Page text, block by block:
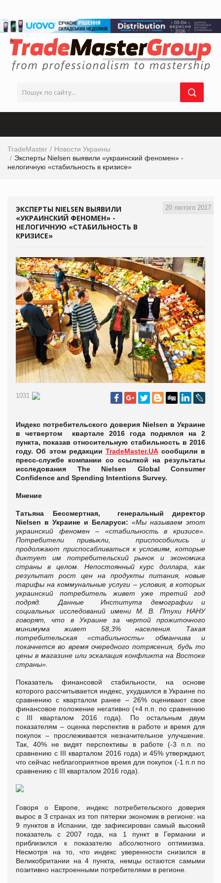
TradeMaster
Новости Украины
Эксперты Nielsen выявили «украинский феномен» -
нелогичную «стабильность в кризисе»
20 лютого 2017
ЭКСПЕРТЫ NIELSEN ВЫЯВИЛИ
«УКРАИНСКИЙ ФЕНОМЕН» -
НЕЛОГИЧНУЮ «СТАБИЛЬНОСТЬ В
КРИЗИСЕ»
1031
Индекс потребительского доверия Nielsen в Украине
в четвертом квартале 2016 года поднялся на 2
пункта, показав относительную стабильность в 2016
году. Об этом редакцииTradeMaster.UAсообщили в
пресс-службе компании со ссылкой на результаты
исследования The Nielsen Global Consumer
Confidence and Spending Intentions Survey.
Мнение
Татьяна Бессмертная, генеральный директор
Nielsen в Украине и Беларуси: «Мы называем этот
украинский феномен – «стабильность в кризисе».
Потребители привыкли, приспособились и
продолжают приспосабливаться к условиям, которые
диктует им потребительский рынок и экономика
страны в целом. Непостоянный курс доллара, как
результат рост цен на продукты питания, новые
тарифы на коммунальные услуги – условия, в которых
украинский потребитель живет уже третий год
подряд. Данные Института демографии и
социальных исследований имени М. В. Птухи НАНУ
говорят, что в Украине за чертой прожиточного
минимума живет 58,3% населения. Такая
потребительская «стабильность» обманчива и
покачнется во время очередного потрясения, будь то
цены в магазине или эскалация конфликта на Востоке
страны».
Показатель финансовой стабильности, на основе
которого рассчитывается индекс, ухудшился в Украине по
сравнению с кварталом ранее – 26% оценивают свое
финансовое положение негативно (+4 п.п. по сравнению
с ІІІ кварталом 2016 года). По остальным двум
показателям – оценка перспектив в работе и время для
покупок – прослеживается незначительное улучшение.
Так, 40% не видят перспективы в работе (-3 п.п. по
сравнению с ІІІ кварталом 2016 года) и 45% утверждают,
что сейчас неблагоприятное время для покупок (-1 п.п по
сравнению с ІІІ кварталом 2016 года).
Говоря о Европе, индекс потребительского доверия
вырос в 3 странах из топ пятерки экономик в регионе: на
9 пунктов в Испании, где зафиксирован самый высокий
показатель с 2007 года, на 1 пункт в Германии и
приблизился к показателю абсолютного оптимизма.
Несмотря на то, что индекс уверенности снизился в
Великобритании на 4 пункта, немцы остаются самыми
позитивно настроенными потребителями в регионе.